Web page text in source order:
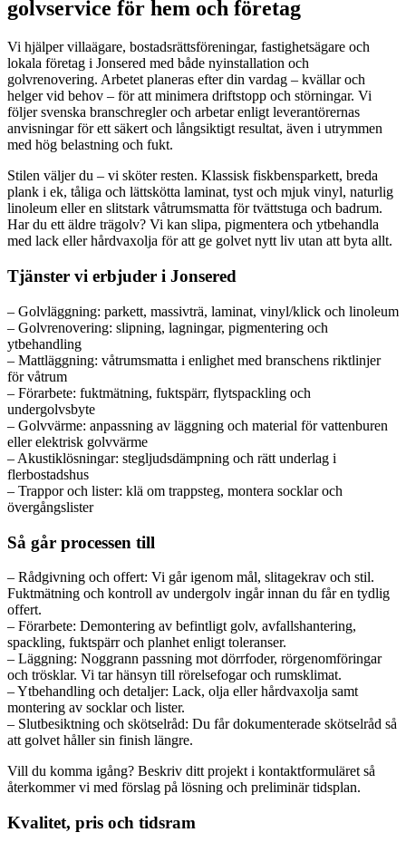
golvservice för hem och företag
Vi hjälper villaägare, bostadsrättsföreningar, fastighetsägare och
lokala företag i Jonsered med både nyinstallation och
golvrenovering. Arbetet planeras efter din vardag – kvällar och
helger vid behov – för att minimera driftstopp och störningar. Vi
följer svenska branschregler och arbetar enligt leverantörernas
anvisningar för ett säkert och långsiktigt resultat, även i utrymmen
med hög belastning och fukt.
Stilen väljer du – vi sköter resten. Klassisk fiskbensparkett, breda
plank i ek, tåliga och lättskötta laminat, tyst och mjuk vinyl, naturlig
linoleum eller en slitstark våtrumsmatta för tvättstuga och badrum.
Har du ett äldre trägolv? Vi kan slipa, pigmentera och ytbehandla
med lack eller hårdvaxolja för att ge golvet nytt liv utan att byta allt.
Tjänster vi erbjuder i Jonsered
– Golvläggning: parkett, massivträ, laminat, vinyl/klick och linoleum
– Golvrenovering: slipning, lagningar, pigmentering och
ytbehandling
– Mattläggning: våtrumsmatta i enlighet med branschens riktlinjer
för våtrum
– Förarbete: fuktmätning, fuktspärr, flytspackling och
undergolvsbyte
– Golvvärme: anpassning av läggning och material för vattenburen
eller elektrisk golvvärme
– Akustiklösningar: stegljudsdämpning och rätt underlag i
flerbostadshus
– Trappor och lister: klä om trappsteg, montera socklar och
övergångslister
Så går processen till
– Rådgivning och offert: Vi går igenom mål, slitagekrav och stil.
Fuktmätning och kontroll av undergolv ingår innan du får en tydlig
offert.
– Förarbete: Demontering av befintligt golv, avfallshantering,
spackling, fuktspärr och planhet enligt toleranser.
– Läggning: Noggrann passning mot dörrfoder, rörgenomföringar
och trösklar. Vi tar hänsyn till rörelsefogar och rumsklimat.
– Ytbehandling och detaljer: Lack, olja eller hårdvaxolja samt
montering av socklar och lister.
– Slutbesiktning och skötselråd: Du får dokumenterade skötselråd så
att golvet håller sin finish längre.
Vill du komma igång? Beskriv ditt projekt i kontaktformuläret så
återkommer vi med förslag på lösning och preliminär tidsplan.
Kvalitet, pris och tidsram